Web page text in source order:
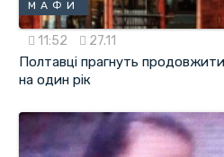
МАФИ
11:52 27.11
Полтавці прагнуть
на один рік